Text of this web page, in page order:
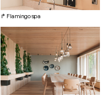
↱ Flamingo spa